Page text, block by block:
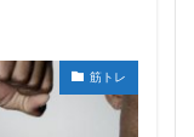
筋トレ